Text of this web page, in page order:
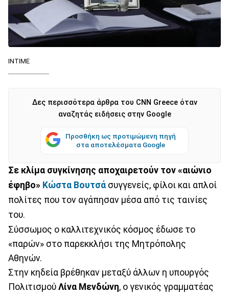
INTIME
Δες περισσότερα άρθρα του CNN Greece όταν
αναζητάς ειδήσεις στην Google
Προσθήκη ως προτιμώμενη πηγή
στα αποτελέσματα Google
Σε κλίμα συγκίνησης αποχαιρετούν τον «αιώνιο
έφηβο» Κώστα Βουτσά συγγενείς, φίλοι και απλοί
πολίτες που τον αγάπησαν μέσα από τις ταινίες
του.
Σύσσωμος ο καλλιτεχνικός κόσμος έδωσε το
«παρών» στο παρεκκλήσι της Μητρόπολης
Αθηνών.
Στην κηδεία βρέθηκαν μεταξύ άλλων η υπουργός
Πολιτισμού Λίνα Μενδώνη, ο γενικός γραμματέας